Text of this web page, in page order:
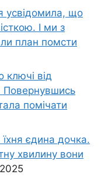
усвідомила, що
І ми з
план помсти
ключі від
Повернувшись
помічати
єдина дочка.
хвилину вони